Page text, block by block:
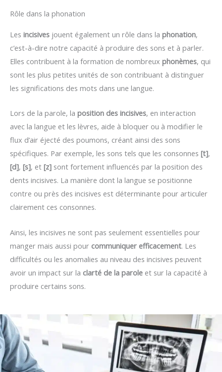
Rôle dans la phonation
Les incisives jouent également un rôle dans la phonation,
c’est-à-dire notre capacité à produire des sons et à parler.
Elles contribuent à la formation de nombreux phonèmes, qui
sont les plus petites unités de son contribuant à distinguer
les significations des mots dans une langue.
Lors de la parole, la position des incisives, en interaction
avec la langue et les lèvres, aide à bloquer ou à modifier le
flux d’air éjecté des poumons, créant ainsi des sons
spécifiques. Par exemple, les sons tels que les consonnes [t],
[d], [s], et [z] sont fortement influencés par la position des
dents incisives. La manière dont la langue se positionne
contre ou près des incisives est déterminante pour articuler
clairement ces consonnes.
Ainsi, les incisives ne sont pas seulement essentielles pour
manger mais aussi pour communiquer efficacement. Les
difficultés ou les anomalies au niveau des incisives peuvent
avoir un impact sur la clarté de la parole et sur la capacité à
produire certains sons.